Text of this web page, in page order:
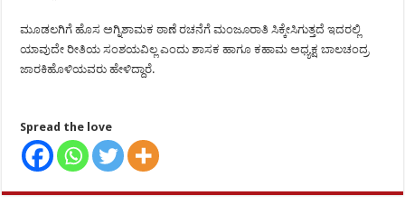
ಮೂಡಲಗಿಗೆ ಹೊಸ ಅಗ್ನಿಶಾಮಕ ಠಾಣೆ ರಚನೆಗೆ ಮಂಜೂರಾತಿ ಸಿಕ್ಕೇಸಿಗುತ್ತದೆ ಇದರಲ್ಲಿ
ಯಾವುದೇ ರೀತಿಯ ಸಂಶಯವಿಲ್ಲ ಎಂದು ಶಾಸಕ ಹಾಗೂ ಕಹಾಮ ಅಧ್ಯಕ್ಷ ಬಾಲಚಂದ್ರ
ಜಾರಕಿಹೊಳಿಯವರು ಹೇಳಿದ್ದಾರೆ.
Spread the love